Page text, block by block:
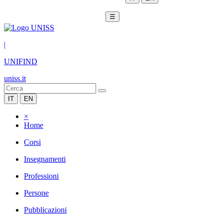
☰
|
UNIFIND
uniss.it
IT EN
×
Home
Corsi
Insegnamenti
Professioni
Persone
Pubblicazioni